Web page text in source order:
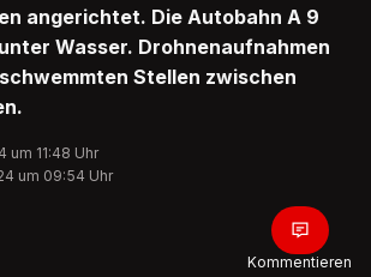
angerichtet. Die Autobahn A 9
Wasser. Drohnenaufnahmen
Stellen zwischen
um 11:48 Uhr
um 09:54 Uhr
Kommentieren